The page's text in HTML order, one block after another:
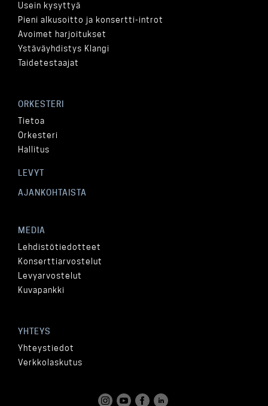
Usein kysyttyä
Pieni alkusoitto ja konsertti-introt
Avoimet harjoitukset
Ystäväyhdistys Klangi
Taidetestaajat
ORKESTERI
Tietoa
Orkesteri
Hallitus
LEVYT
AJANKOHTAISTA
MEDIA
Lehdistötiedotteet
Konserttiarvostelut
Levyarvostelut
Kuvapankki
YHTEYS
Yhteystiedot
Verkkolaskutus